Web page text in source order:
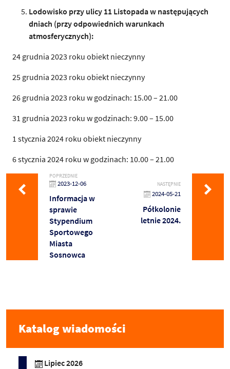
Lodowisko przy ulicy 11 Listopada w następujących
dniach (przy odpowiednich warunkach
atmosferycznych):
24 grudnia 2023 roku obiekt nieczynny
25 grudnia 2023 roku obiekt nieczynny
26 grudnia 2023 roku w godzinach: 15.00 – 21.00
31 grudnia 2023 roku w godzinach: 9.00 – 15.00
1 stycznia 2024 roku obiekt nieczynny
6 stycznia 2024 roku w godzinach: 10.00 – 21.00
POPRZEDNIE
2023-12-06
Informacja w
sprawie
Stypendium
Sportowego
Miasta
Sosnowca
NASTĘPNIE
2024-05-21
Półkolonie
letnie 2024.
Katalog wiadomości
Lipiec 2026